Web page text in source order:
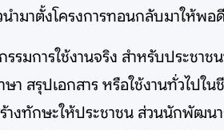
ำมาตั้งโครงการทอนกลับมาให้พอ
มการใช้งานจริง สำหรับประช
า สรุปเอกสาร หรือใช้งานทั่วไป
างทักษะให้ประชาชน ส่วนนักพัฒ